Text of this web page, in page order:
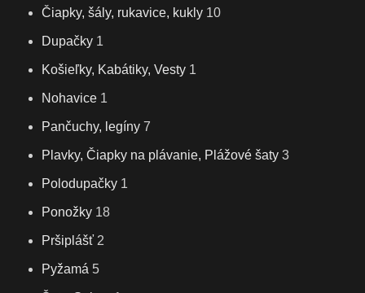
Čiapky, šály, rukavice, kukly 10
Dupačky 1
Košieľky, Kabátiky, Vesty 1
Nohavice 1
Pančuchy, legíny 7
Plavky, Čiapky na plávanie, Plážové šaty 3
Polodupačky 1
Ponožky 18
Pršiplášť 2
Pyžamá 5